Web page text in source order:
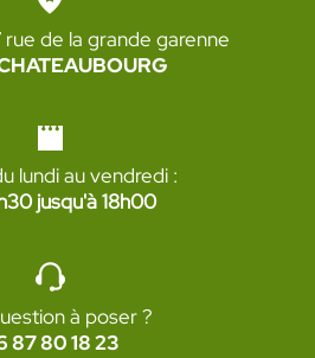
rue de la grande garenne
lundi au vendredi :
jusqu'à 18h00
à poser ?
87 80 18 23